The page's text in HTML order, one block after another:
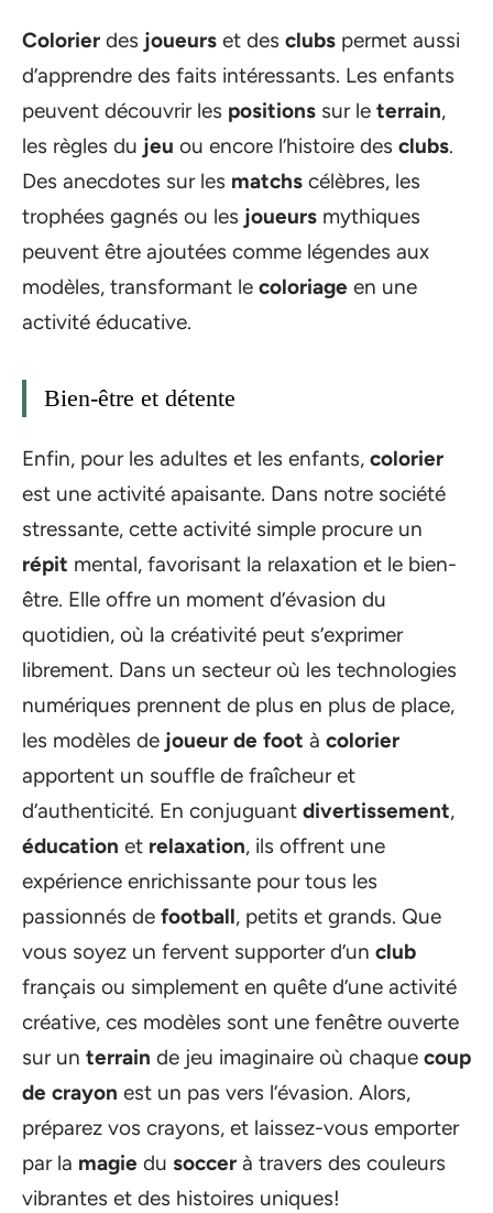
Colorier des joueurs et des clubs permet aussi
d’apprendre des faits intéressants. Les enfants
peuvent découvrir les positions sur le terrain,
les règles du jeu ou encore l’histoire des clubs.
Des anecdotes sur les matchs célèbres, les
trophées gagnés ou les joueurs mythiques
peuvent être ajoutées comme légendes aux
modèles, transformant le coloriage en une
activité éducative.
Bien-être et détente
Enfin, pour les adultes et les enfants, colorier
est une activité apaisante. Dans notre société
stressante, cette activité simple procure un
répit mental, favorisant la relaxation et le bien-
être. Elle offre un moment d’évasion du
quotidien, où la créativité peut s’exprimer
librement. Dans un secteur où les technologies
numériques prennent de plus en plus de place,
les modèles de joueur de foot à colorier
apportent un souffle de fraîcheur et
d’authenticité. En conjuguant divertissement,
éducation et relaxation, ils offrent une
expérience enrichissante pour tous les
passionnés de football, petits et grands. Que
vous soyez un fervent supporter d’un club
français ou simplement en quête d’une activité
créative, ces modèles sont une fenêtre ouverte
sur un terrain de jeu imaginaire où chaque coup
de crayon est un pas vers l’évasion. Alors,
préparez vos crayons, et laissez-vous emporter
par la magie du soccer à travers des couleurs
vibrantes et des histoires uniques!